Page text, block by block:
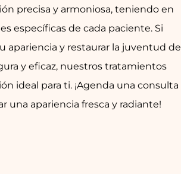
precisa y armoniosa, teniendo en
específicas de cada paciente. Si
apariencia y restaurar la juventud de
y eficaz, nuestros tratamientos
ideal para ti. ¡Agenda una consulta
una apariencia fresca y radiante!